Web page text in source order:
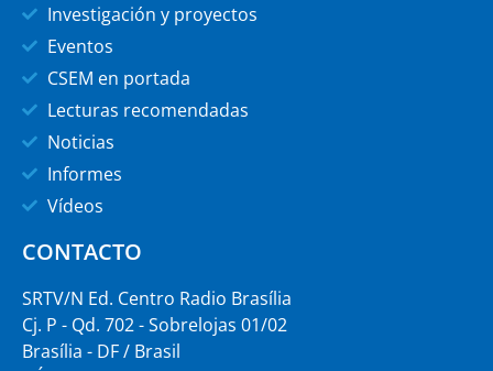
Investigación y proyectos
Eventos
CSEM en portada
Lecturas recomendadas
Noticias
Informes
Vídeos
CONTACTO
SRTV/N Ed. Centro Radio Brasília
Cj. P - Qd. 702 - Sobrelojas 01/02
Brasília - DF / Brasil